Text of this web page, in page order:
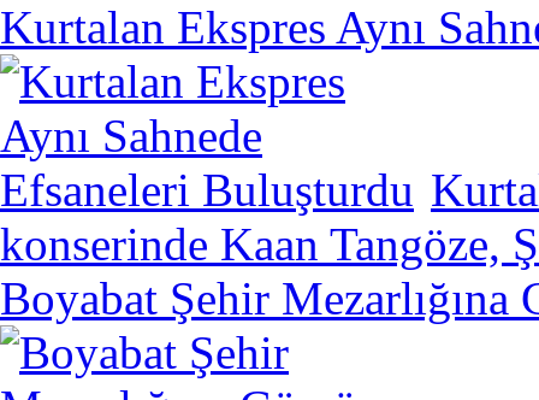
Kurtalan Ekspres Aynı
konserinde Kaan Tangöze,
Boyabat Şehir Mezarlığına